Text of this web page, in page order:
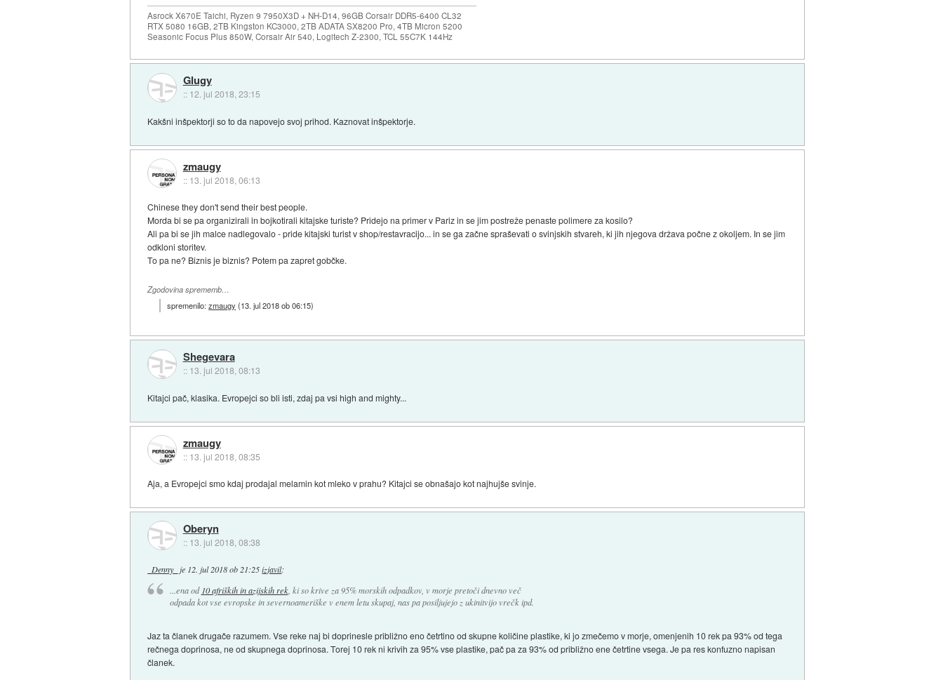
Asrock X670E Taichi, Ryzen 9 7950X3D + NH-D14, 96GB Corsair DDR5-6400 CL32
RTX 5080 16GB, 2TB Kingston KC3000, 2TB ADATA SX8200 Pro, 4TB Micron 5200
Seasonic Focus Plus 850W, Corsair Air 540, Logitech Z-2300, TCL 55C7K 144Hz
Glugy
:: 12. jul 2018, 23:15
Kakšni inšpektorji so to da napovejo svoj prihod. Kaznovat inšpektorje.
zmaugy
:: 13. jul 2018, 06:13
Chinese they don't send their best people.
Morda bi se pa organizirali in bojkotirali kitajske turiste? Pridejo na primer v Pariz in se jim postreže penaste polimere za kosilo?
Ali pa bi se jih malce nadlegovalo - pride kitajski turist v shop/restavracijo... in se ga začne spraševati o svinjskih stvareh, ki jih njegova država počne z okoljem. In se jim
odkloni storitev.
To pa ne? Biznis je biznis? Potem pa zapret gobčke.
Zgodovina sprememb…
spremenilo:zmaugy (13. jul 2018 ob 06:15)
Shegevara
:: 13. jul 2018, 08:13
Kitajci pač, klasika. Evropejci so bli isti, zdaj pa vsi high and mighty...
zmaugy
:: 13. jul 2018, 08:35
Aja, a Evropejci smo kdaj prodajal melamin kot mleko v prahu? Kitajci se obnašajo kot najhujše svinje.
Oberyn
:: 13. jul 2018, 08:38
_Denny_ je 12. jul 2018 ob 21:25 izjavil:
...ena od 10 afriških in azijskih rek, ki so krive za 95% morskih odpadkov, v morje pretoči dnevno več
odpada kot vse evropske in severnoameriške v enem letu skupaj, nas pa posiljujejo z ukinitvijo vrečk ipd.
Jaz ta članek drugače razumem. Vse reke naj bi doprinesle približno eno četrtino od skupne količine plastike, ki jo zmečemo v morje, omenjenih 10 rek pa 93% od tega
rečnega doprinosa, ne od skupnega doprinosa. Torej 10 rek ni krivih za 95% vse plastike, pač pa za 93% od približno ene četrtine vsega. Je pa res konfuzno napisan
članek.